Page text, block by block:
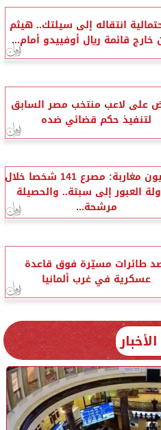
انتقاله إلى سيلتك.. هيثم
قائمة ريال أوفييدو أمام...
على لاعب منتخب مصر السابق
لتنفيذ حكم قضائي ضده
حقوقيون مغاربة: مصرع 141 شخصا خلال
العبور إلى سبتة.. والحصيلة
مرشحة...
طائرات مسيّرة فوق قاعدة
عسكرية في غرب ألمانيا